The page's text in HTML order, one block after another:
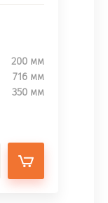
200 мм
716 мм
350 мм